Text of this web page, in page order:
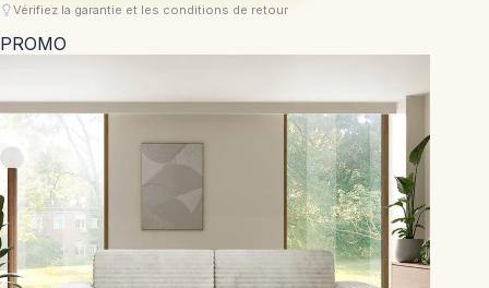
PROMO
Vérifiez la garantie et les conditions de retour